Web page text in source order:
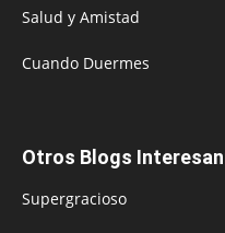
Salud y Amistad
Cuando Duermes
Otros Blogs
Supergracioso